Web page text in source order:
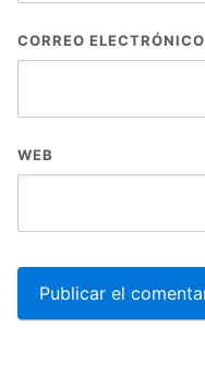
CORREO ELECTRÓNICO
WEB